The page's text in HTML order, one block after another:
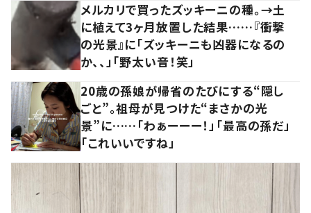
メルカリで買ったズッキーニの種。→土
に植えて3ヶ月放置した結果……『衝撃
の光景』に「ズッキーニも凶器になるの
か、、」「野太い音！笑」
20歳の孫娘が帰省のたびにする“隠し
ごと”。祖母が見つけた“まさかの光
景”に……「わぁーーー！」「最高の孫だ」
「これいいですね」